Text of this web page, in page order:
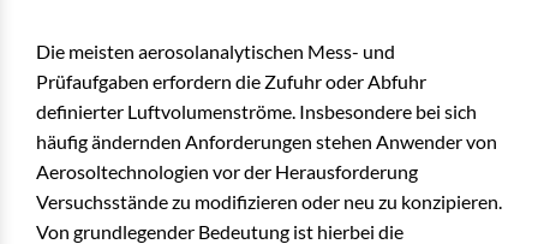
Die meisten aerosolanalytischen Mess- und
Prüfaufgaben erfordern die Zufuhr oder Abfuhr
definierter Luftvolumenströme. Insbesondere bei sich
häufig ändernden Anforderungen stehen Anwender von
Aerosoltechnologien vor der Herausforderung
Versuchsstände zu modifizieren oder neu zu konzipieren.
Von grundlegender Bedeutung ist hierbei die